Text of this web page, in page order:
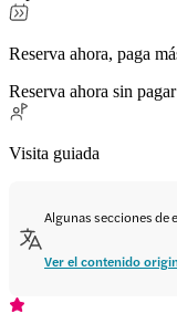
Reserva ahora, paga
Reserva ahora sin
Visita guiada
Algunas secciones de
Ver el contenido